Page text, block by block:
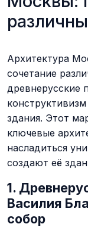
Архитектура
сочетание
древнерусские
здания. Этот
ключевые
насладиться
создают её
1.
Василия
собор